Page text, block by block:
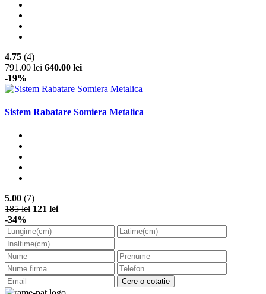
4.75 (4)
791.00 lei 640.00 lei
-19%
Sistem Rabatare Somiera Metalica
5.00 (7)
185 lei 121 lei
-34%
Cere o cotatie